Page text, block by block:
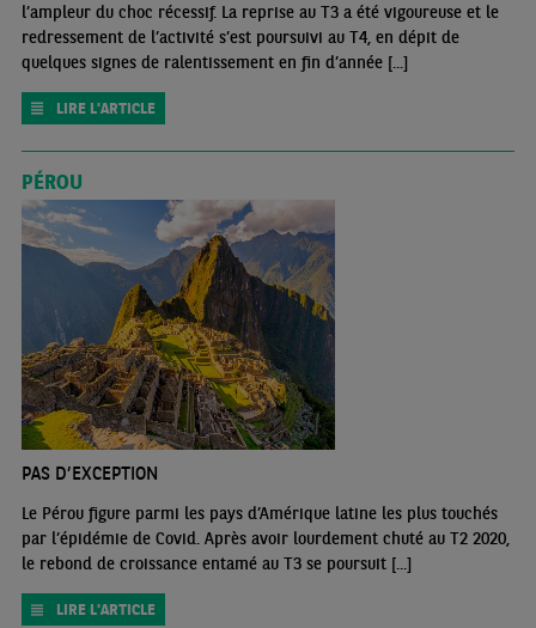
l’ampleur du choc récessif. La reprise au T3 a été vigoureuse et le
redressement de l’activité s’est poursuivi au T4, en dépit de
quelques signes de ralentissement en fin d’année [...]
LIRE L'ARTICLE
PÉROU
PAS D’EXCEPTION
Le Pérou figure parmi les pays d’Amérique latine les plus touchés
par l’épidémie de Covid. Après avoir lourdement chuté au T2 2020,
le rebond de croissance entamé au T3 se poursuit [...]
LIRE L'ARTICLE